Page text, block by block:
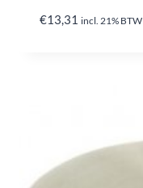
€13,31 incl. 21% BTW